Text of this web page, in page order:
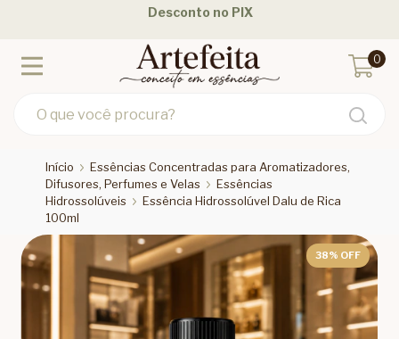
Desconto no PIX
0
Início
Essências Concentradas para Aromatizadores,
Difusores, Perfumes e Velas
Essências
Hidrossolúveis
Essência Hidrossolúvel Dalu de Rica
100ml
38% OFF